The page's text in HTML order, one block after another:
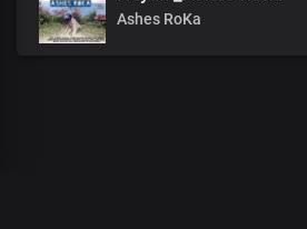
Ashes RoKa